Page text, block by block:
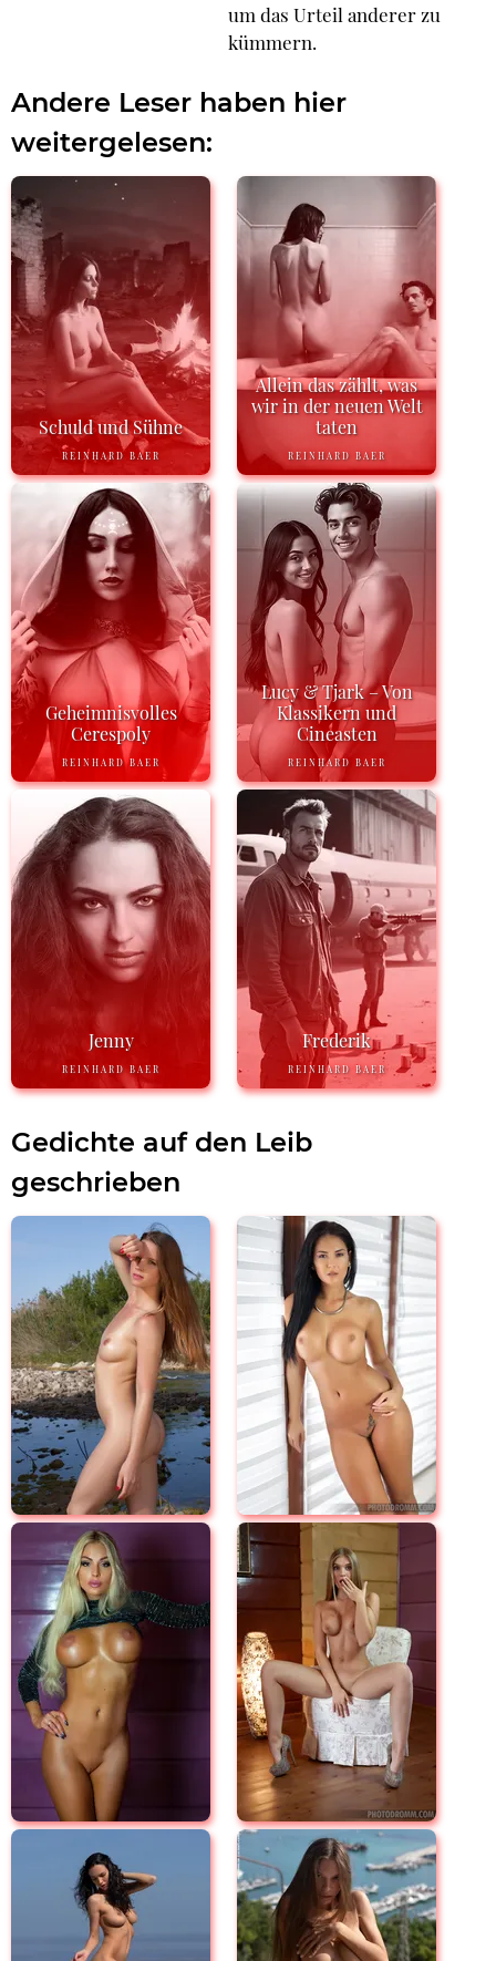
um das Urteil anderer zu
kümmern.
Andere Leser haben hier
weitergelesen:
Schuld und Sühne
REINHARD BAER
Allein das zählt, was
wir in der neuen Welt
taten
REINHARD BAER
Geheimnisvolles
Cerespoly
REINHARD BAER
Lucy & Tjark – Von
Klassikern und
Cineasten
REINHARD BAER
Jenny
REINHARD BAER
Frederik
REINHARD BAER
Gedichte auf den Leib
geschrieben